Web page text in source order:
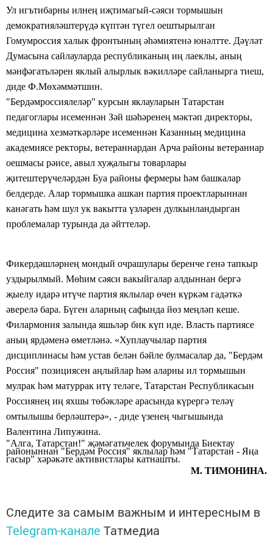
Ул игътибарны илнең иҗтимагый-сәяси тормышын
демократияләштерүдә күптән түгел оештырылган
Гомумроссия халык фронтының әһәмиятенә юнәлтте. Дәүләт
Думасына сайлауларда республиканың иң лаеклы, аның
мәнфәгатьләрен яклый алырлык вәкилләре сайланырга тиеш,
диде Ф.Мөхәммәтшин.
"Бердәмроссиялеләр" курсын яклауларын Татарстан
педагоглары исеменнән Зәй шәһәренең мәктәп директоры,
медицина хезмәткәрләре исеменнән Казанның медицина
академиясе ректоры, ветераннардан Арча районы ветераннар
оешмасы рәисе, авыл хуҗалыгы товарлары
җитештерүчеләрдән Буа районы фермеры һәм башкалар
белдерде. Алар тормышка ашкан партия проектларыннан
канәгать һәм шул ук вакытта үзләрен дулкынландырган
проблемалар турында да әйттеләр.
Фикердәшләрнең мондый очрашулары беренче генә тапкыр
уздырылмый. Мөһим сәяси вакыйгалар алдыннан бергә
җыелу идарә итүче партия яклылар өчен күркәм гадәткә
әверелә бара. Бүген аларның сафында йөз меңләп кеше.
Филармония залында яшьләр бик күп иде. Власть партиясе
аның ярдәменә өметләнә. «Хуплаучылар партия
дисциплинасы һәм устав белән бәйле булмасалар да, "Бердәм
Россия" позициясен аңлыйлар һәм аларны ил тормышын
мулрак һәм матуррак итү теләге, Татарстан Республикасын
Россиянең иң яхшы төбәкләре арасында күрергә теләү
омтылышы берләштерә», - диде үзенең чыгышында
Валентина Липужина.
"Алга, Татарстан!" җәмәгатьчелек форумында Биектау
районыннан "Бердәм Россия" яклылар һәм "Татарстан - Яңа
гасыр" хәрәкәте активистлары катнашты.
М. ТИМОНИНА.
Следите за самым важным и интересным в
Telegram-канале Татмедиа